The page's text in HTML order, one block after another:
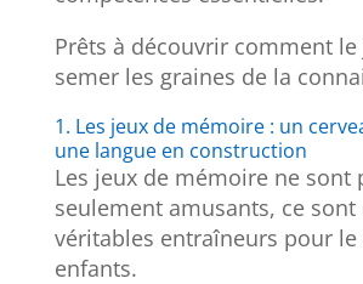
Prêts à découvrir comment
semer les graines de la
1. Les jeux de mémoire : un
une langue en construction
Les jeux de mémoire ne sont
seulement amusants, ce sont
véritables entraîneurs pour le
enfants.